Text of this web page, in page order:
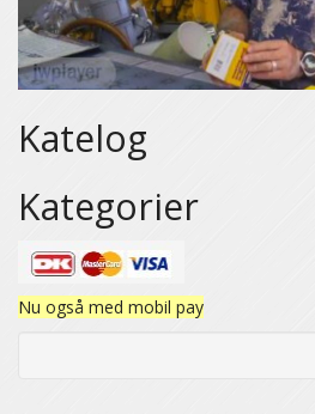
Katelog
Kategorier
Nu også med mobil pay